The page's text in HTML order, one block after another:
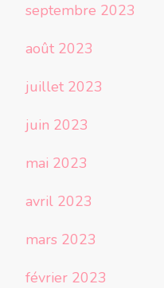
septembre 2023
août 2023
juillet 2023
juin 2023
mai 2023
avril 2023
mars 2023
février 2023